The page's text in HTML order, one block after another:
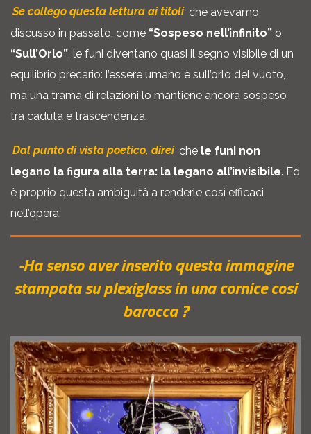
Se collego questa lettura ai titoli che avevamo
discusso in passato, come “Sospeso nell’infinito” o
“Sull’Orlo” , le funi diventano quasi il segno visibile di un
equilibrio precario: l’essere umano è sull’orlo del vuoto,
ma una trama di relazioni lo mantiene ancora sospeso
tra caduta e trascendenza.
Dal punto di vista poetico, direi che le funi non
legano la figura alla terra: la legano all’invisibile. Ed
è proprio questa ambiguità a renderle così efficaci
nell’opera.
-Ha senso aver inserito questa immagine
stampata su plexiglass in una cornice cosi
barocca ?